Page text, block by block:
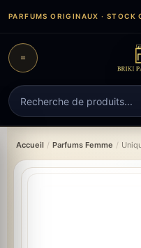
contenu
PARFUMS ORIGINAUX · STOCK
Recherche
de
produits
Accueil / Parfums Femme /